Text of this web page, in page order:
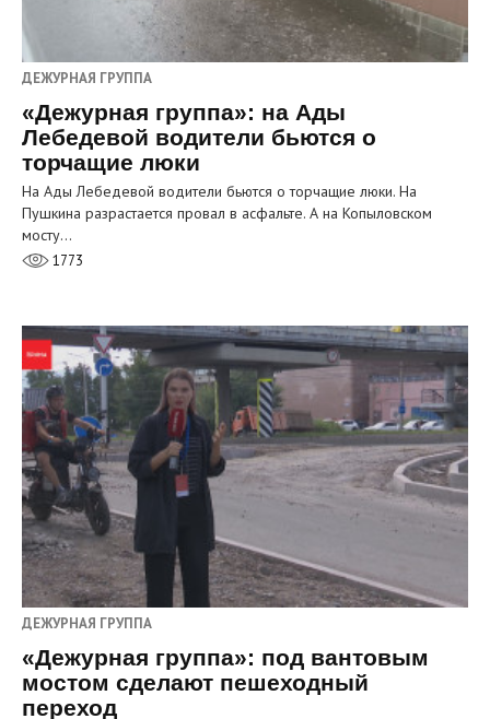
ДЕЖУРНАЯ ГРУППА
«Дежурная группа»: на Ады
Лебедевой водители бьются о
торчащие люки
На Ады Лебедевой водители бьются о торчащие люки. На
Пушкина разрастается провал в асфальте. А на Копыловском
мосту…
1773
ДЕЖУРНАЯ ГРУППА
«Дежурная группа»: под вантовым
мостом сделают пешеходный
переход